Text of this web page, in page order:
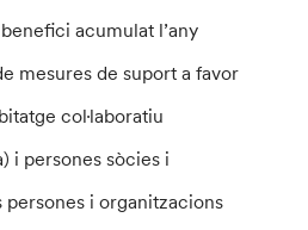
acumulat l’any
mesures de suport a favor
col·laboratiu
i persones sòcies i
persones i organitzacions